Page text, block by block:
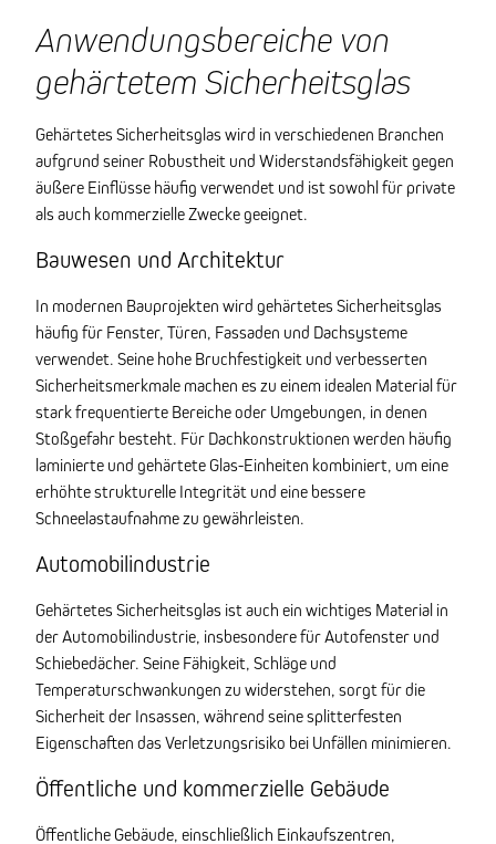
Anwendungsbereiche von
gehärtetem Sicherheitsglas
Gehärtetes Sicherheitsglas wird in verschiedenen Branchen
aufgrund seiner Robustheit und Widerstandsfähigkeit gegen
äußere Einflüsse häufig verwendet und ist sowohl für private
als auch kommerzielle Zwecke geeignet.
Bauwesen und Architektur
In modernen Bauprojekten wird gehärtetes Sicherheitsglas
häufig für Fenster, Türen, Fassaden und Dachsysteme
verwendet. Seine hohe Bruchfestigkeit und verbesserten
Sicherheitsmerkmale machen es zu einem idealen Material für
stark frequentierte Bereiche oder Umgebungen, in denen
Stoßgefahr besteht. Für Dachkonstruktionen werden häufig
laminierte und gehärtete Glas-Einheiten kombiniert, um eine
erhöhte strukturelle Integrität und eine bessere
Schneelastaufnahme zu gewährleisten.
Automobilindustrie
Gehärtetes Sicherheitsglas ist auch ein wichtiges Material in
der Automobilindustrie, insbesondere für Autofenster und
Schiebedächer. Seine Fähigkeit, Schläge und
Temperaturschwankungen zu widerstehen, sorgt für die
Sicherheit der Insassen, während seine splitterfesten
Eigenschaften das Verletzungsrisiko bei Unfällen minimieren.
Öffentliche und kommerzielle Gebäude
Öffentliche Gebäude, einschließlich Einkaufszentren,